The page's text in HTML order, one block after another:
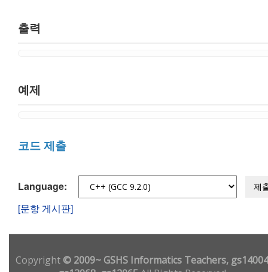
출력
예제
코드 제출
Language: 제
[문항 게시판]
Copyright© 2009~ GSHS Informatics Teachers,